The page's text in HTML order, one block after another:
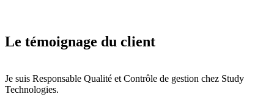
Le témoignage du client
Je suis Responsable Qualité et Contrôle de gestion chez Study
Technologies.